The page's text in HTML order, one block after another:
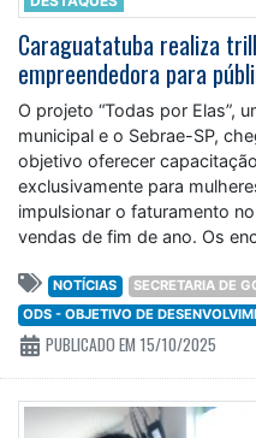
Caraguatatuba realiza
empreendedora para
O projeto “Todas por Elas”,
municipal e o Sebrae-SP,
objetivo oferecer
exclusivamente para
impulsionar o faturamento
vendas de fim de ano. Os
NOTÍCIAS
SECRETARIA DE
ODS - OBJETIVO DE
PUBLICADO EM 15/10/2025